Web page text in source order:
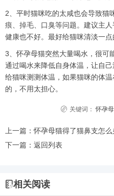
2、平时猫咪吃的太咸也会导致猫
痕、掉毛、口臭等问题。建议主
健康也不好。最好给猫咪清淡一点
3、怀孕母猫突然大量喝水，很可
通过喝水来降低自身体温，让自
给猫咪测测体温，如果猫咪的体
的，不用太担心。
关键词：怀孕
上一篇：怀孕母猫得了猫鼻支怎
下一篇： 返回列表
相关阅读